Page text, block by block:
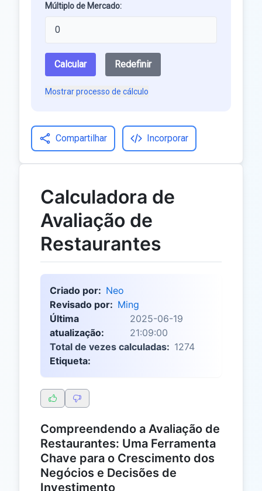
Múltiplo de Mercado:
Calcular Redefinir
Mostrar processo de cálculo
Compartilhar Incorporar
Calculadora de
Avaliação de
Restaurantes
Criado por: Neo
Revisado por: Ming
Última
atualização:
2025-06-19
21:09:00
Total de vezes calculadas: 1274
Etiqueta:
Compreendendo a Avaliação de
Restaurantes: Uma Ferramenta
Chave para o Crescimento dos
Negócios e Decisões de
Investimento